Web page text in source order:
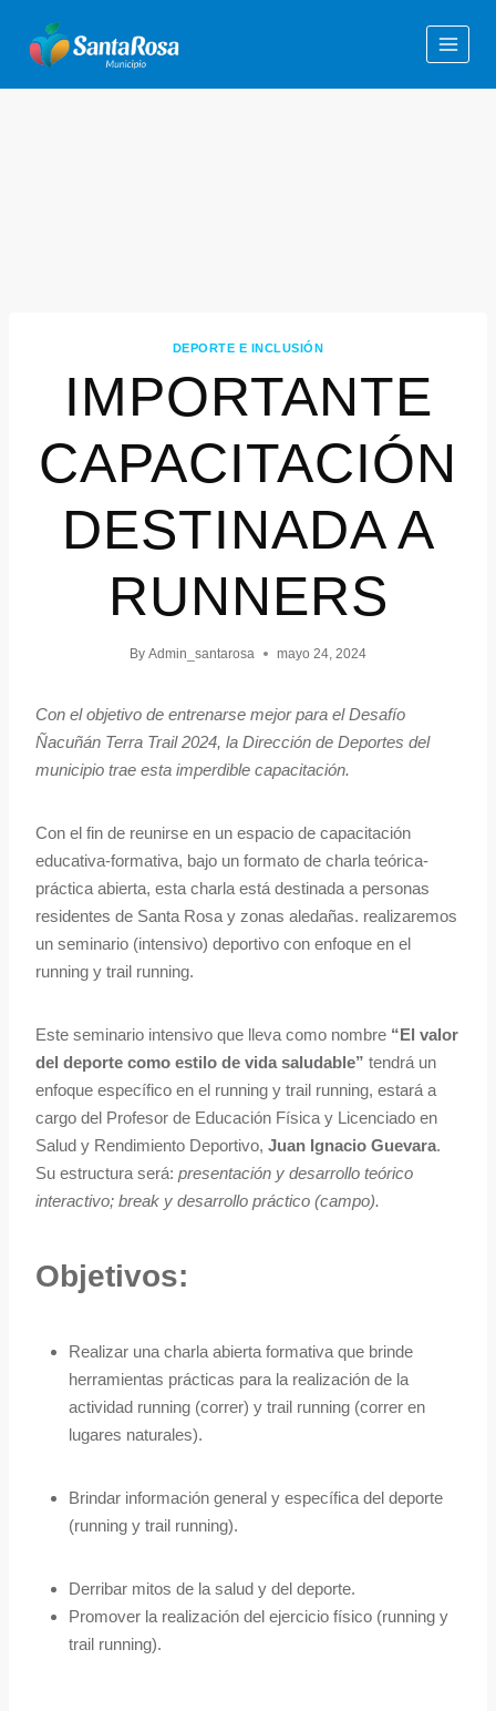
DEPORTE E INCLUSIÓN
IMPORTANTE
CAPACITACIÓN
DESTINADA A
RUNNERS
By Admin_santarosa mayo 24, 2024
Con el objetivo de entrenarse mejor para el Desafío
Ñacuñán Terra Trail 2024, la Dirección de Deportes del
municipio trae esta imperdible capacitación.
Con el fin de reunirse en un espacio de capacitación
educativa-formativa, bajo un formato de charla teórica-
práctica abierta, esta charla está destinada a personas
residentes de Santa Rosa y zonas aledañas. realizaremos
un seminario (intensivo) deportivo con enfoque en el
running y trail running.
Este seminario intensivo que lleva como nombre “El valor
del deporte como estilo de vida saludable” tendrá un
enfoque específico en el running y trail running, estará a
cargo del Profesor de Educación Física y Licenciado en
Salud y Rendimiento Deportivo, Juan Ignacio Guevara.
Su estructura será: presentación y desarrollo teórico
interactivo; break y desarrollo práctico (campo).
Objetivos:
Realizar una charla abierta formativa que brinde
herramientas prácticas para la realización de la
actividad running (correr) y trail running (correr en
lugares naturales).
Brindar información general y específica del deporte
(running y trail running).
Derribar mitos de la salud y del deporte.
Promover la realización del ejercicio físico (running y
trail running).